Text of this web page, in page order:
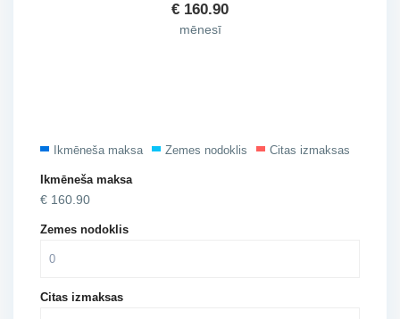
€ 160.90
mēnesī
Ikmēneša maksa Zemes nodoklis Citas izmaksas
Ikmēneša maksa
€ 160.90
Zemes nodoklis
Citas izmaksas